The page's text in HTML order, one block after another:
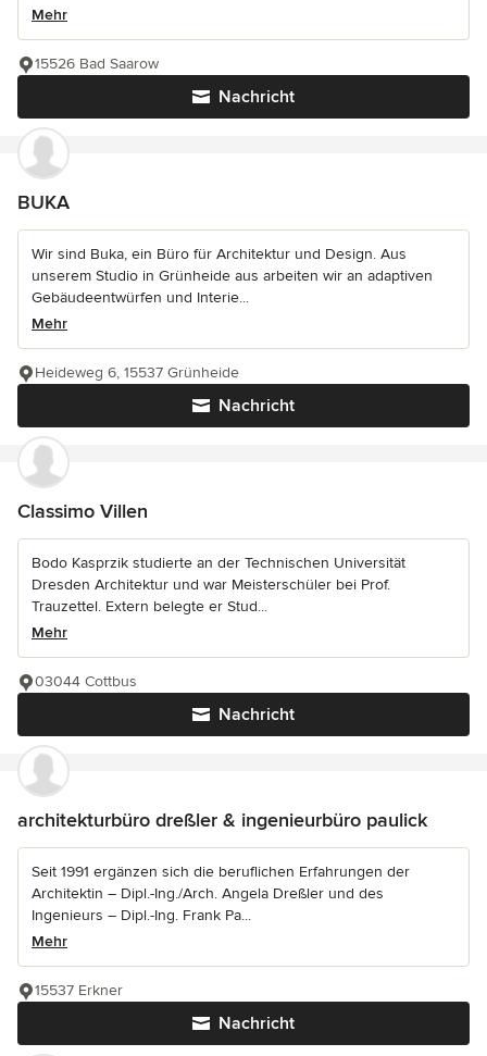
Mehr
Nachricht
15526 Bad Saarow
BUKA
Wir sind Buka, ein Büro für Architektur und Design. Aus
unserem Studio in Grünheide aus arbeiten wir an adaptiven
Gebäudeentwürfen und Interie...
Mehr
Nachricht
Heideweg 6, 15537 Grünheide
Classimo Villen
Bodo Kasprzik studierte an der Technischen Universität
Dresden Architektur und war Meisterschüler bei Prof.
Trauzettel. Extern belegte er Stud...
Mehr
Nachricht
03044 Cottbus
architekturbüro dreßler & ingenieurbüro paulick
Seit 1991 ergänzen sich die beruflichen Erfahrungen der
Architektin – Dipl.-Ing./Arch. Angela Dreßler und des
Ingenieurs – Dipl.-Ing. Frank Pa...
Mehr
Nachricht
15537 Erkner